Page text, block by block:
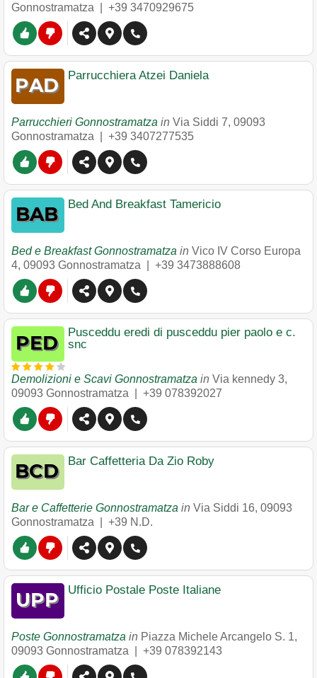
Gonnostramatza
+39 3470929675
Parrucchiera Atzei Daniela
Parrucchieri Gonnostramatza in Via Siddi 7, 09093
Gonnostramatza
+39 3407277535
Bed And Breakfast Tamericio
Bed e Breakfast Gonnostramatza in Vico IV Corso Europa
4, 09093 Gonnostramatza +39 3473888608
Pusceddu eredi di pusceddu pier paolo e c.
snc
Demolizioni e Scavi Gonnostramatza in Via kennedy 3,
09093 Gonnostramatza +39 078392027
Bar Caffetteria Da Zio Roby
Bar e Caffetterie Gonnostramatza in Via Siddi 16, 09093
Gonnostramatza
+39 N.D.
Ufficio Postale Poste Italiane
Poste Gonnostramatza in Piazza Michele Arcangelo S. 1,
09093 Gonnostramatza +39 078392143